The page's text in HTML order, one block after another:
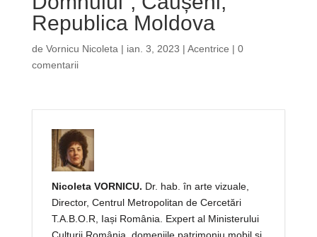
Republica Moldova
de Vornicu Nicoleta | ian. 3, 2023 | Acentrice | 0
comentarii
Nicoleta VORNICU. Dr. hab. în arte vizuale,
Director, Centrul Metropolitan de Cercetări
T.A.B.O.R, Iași România. Expert al Ministerului